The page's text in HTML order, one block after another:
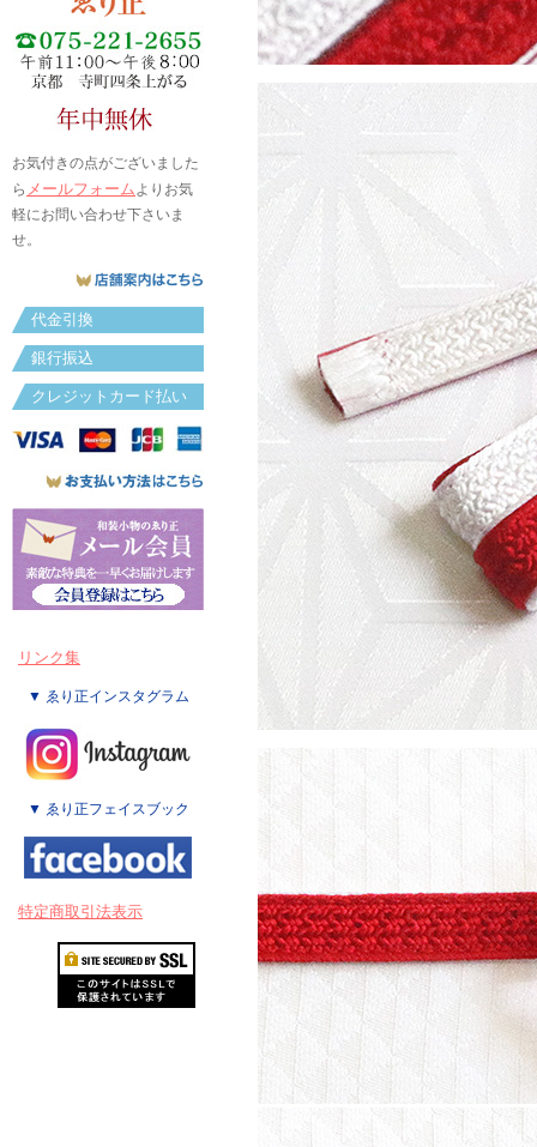
お気付きの点がございました
ら メールフォームよりお気
軽にお問い合わせ下さいま
せ。
代金引換
銀行振込
クレジットカード払い
リンク集
▼ ゑり正インスタグラム
▼ ゑり正フェイスブック
特定商取引法表示